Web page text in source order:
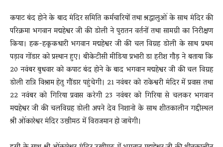
कपाट बंद होने के बाद मंदिर समिति कर्मचारियों तथा श्रद्धालुओं के साथ मंदिर की
परिक्रमा भगवान मद्महेश्वर जी की डोली ने पुरातन वर्तनों तथा सामग्री का निरीक्षण
किया। हक-हकूकधारी भगवान मद्महेश्वर जी की चल विग्रह डोली के साथ प्रथम
पड़ाव गोंडार को प्रस्थान हुए। बीकेटीसी मीडिया प्रभारी डा हरीश गौड़ ने बताया कि
20 नवंबर बुधवार को कपाट बंद होने के बाद भगवान मद्महेश्वर जी की चल विग्रह
डोली रात्रि विश्राम हेतु गौंडार पहुंचेगी। 21 नवंबर को राकेश्वरी मंदिर में प्रवास तथा
22 नवंबर को गिरिया प्रवास करेगी 23 नवंबर को गिरिया से चलकर भगवान
मद्महेश्वर जी की चलविग्रह डोली अपने देव निशानो के साथ शीतकालीन गद्दीस्थल
श्री ओंकारेश्वर मंदिर उखीमठ में विराजमान हो जायेगी।